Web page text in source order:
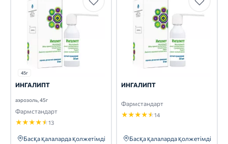
45г
ИНГАЛИПТ
аэрозоль, 45г
Фармстандарт
★★★★★13
Басқа қалаларда қолжетімді
ИНГАЛИПТ
Фармстандарт
★★★★★14
Басқа қалаларда қолжетімді